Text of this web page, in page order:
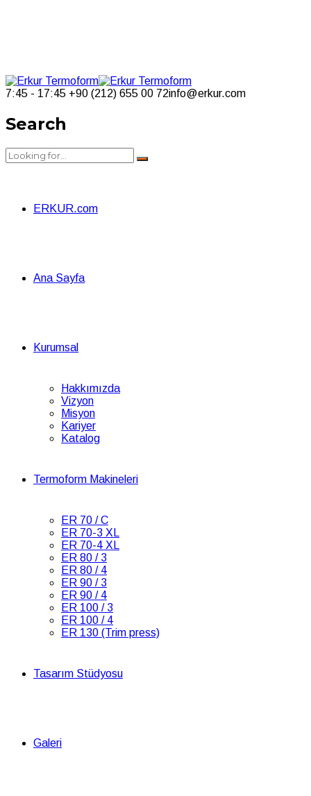
7:45 - 17:45 +90 (212) 655 00 72info@erkur.com
Search
ERKUR.com
Ana Sayfa
Kurumsal
Hakkımızda
Vizyon
Misyon
Kariyer
Katalog
Termoform Makineleri
ER 70 / C
ER 70-3 XL
ER 70-4 XL
ER 80 / 3
ER 80 / 4
ER 90 / 3
ER 90 / 4
ER 100 / 3
ER 100 / 4
ER 130 (Trim press)
Tasarım Stüdyosu
Galeri